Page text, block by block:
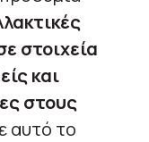
στοιχεία
και
στους
αυτό το